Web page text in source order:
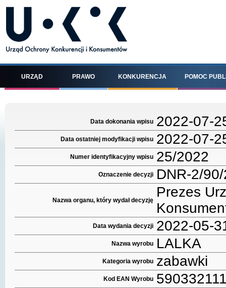
URZĄD PRAWO KONKURENCJA POMOC
Data dokonania wpisu 2022-07-
Data ostatniej modyfikacji wpisu 2022-07-
Numer identyfikacyjny wpisu 25/2022
Oznaczenie decyzji DNR-2/
Nazwa organu, który wydał decyzję
Prezes
Data wydania decyzji 2022-05-
Nazwa wyrobu LALKA
Kategoria wyrobu zabawki
Kod EAN Wyrobu